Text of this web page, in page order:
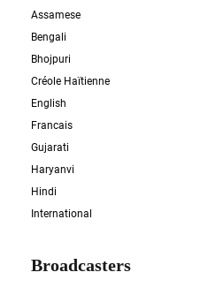
Assamese
Bengali
Bhojpuri
Créole Haïtienne
English
Francais
Gujarati
Haryanvi
Hindi
International
Broadcasters